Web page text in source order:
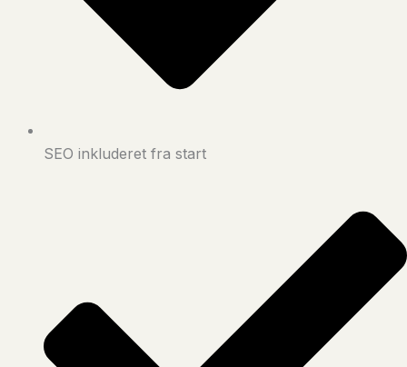
SEO inkluderet fra start